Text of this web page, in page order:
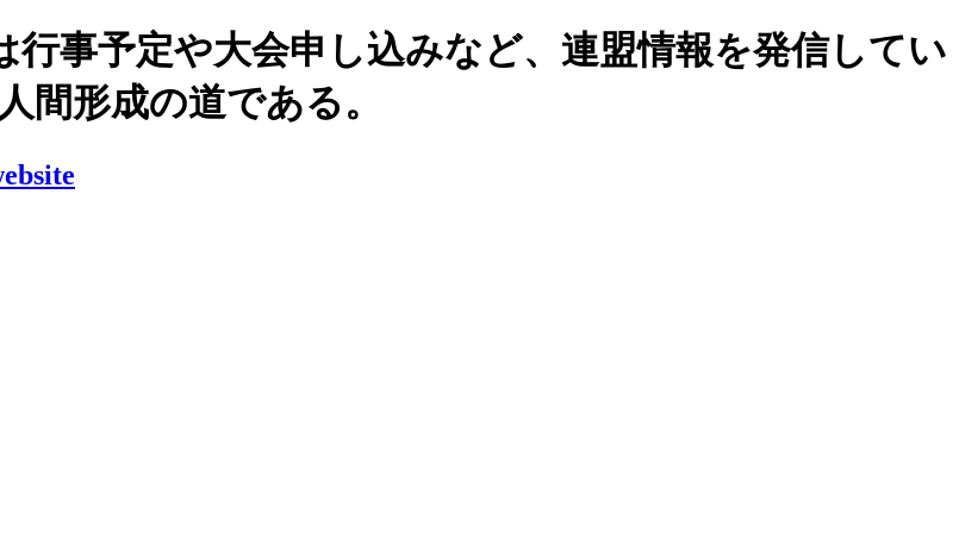
事予定や大会申し込みなど、連盟情報を発信してい
間形成の道である。